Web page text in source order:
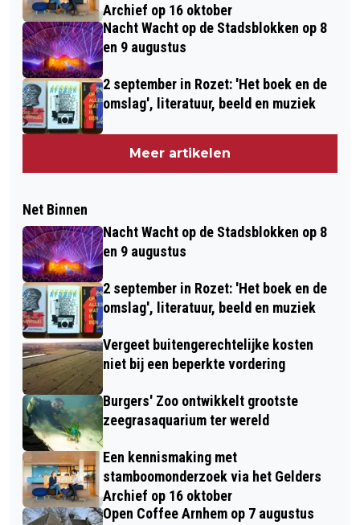
Archief op 16 oktober
Nacht Wacht op de Stadsblokken op 8
en 9 augustus
2 september in Rozet: 'Het boek en de
omslag', literatuur, beeld en muziek
Meer artikelen
Net Binnen
Nacht Wacht op de Stadsblokken op 8
en 9 augustus
2 september in Rozet: 'Het boek en de
omslag', literatuur, beeld en muziek
Vergeet buitengerechtelijke kosten
niet bij een beperkte vordering
Burgers' Zoo ontwikkelt grootste
zeegrasaquarium ter wereld
Een kennismaking met
stamboomonderzoek via het Gelders
Archief op 16 oktober
Open Coffee Arnhem op 7 augustus